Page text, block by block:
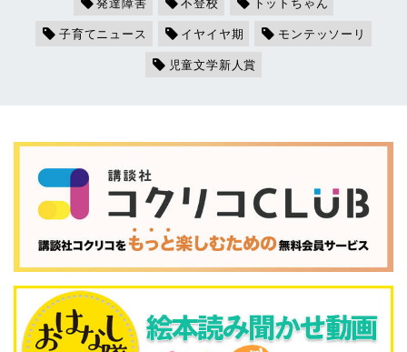
子育てニュース
イヤイヤ期
モンテッソーリ
児童文学新人賞